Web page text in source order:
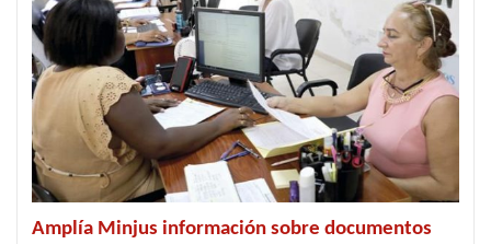
Amplía Minjus información sobre documentos